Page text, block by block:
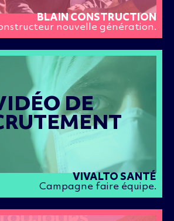
BLAIN CONSTRUCTION
nouvelle génération.
DE
VIVALTO SANTÉ
Campagne faire équipe.